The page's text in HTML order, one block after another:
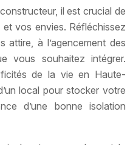
il est crucial de
vos envies. Réfléchissez
attire, à l’agencement des
vous souhaitez intégrer.
de la vie en Haute-
local pour stocker votre
d’une bonne isolation